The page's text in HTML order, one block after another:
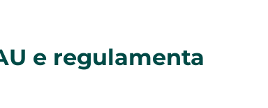
e regulamenta